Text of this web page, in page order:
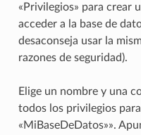
«Privilegios» para crear
acceder a la base de
desaconseja usar la
razones de seguridad).
Elige un nombre y una
todos los privilegios
«MiBaseDeDatos»».